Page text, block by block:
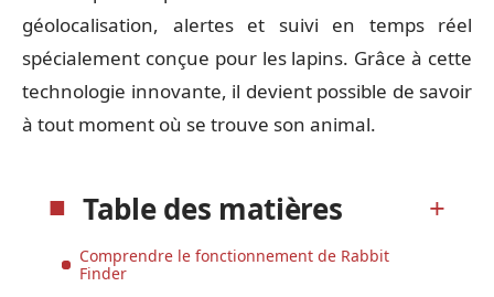
géolocalisation, alertes et suivi en temps réel
spécialement conçue pour les lapins. Grâce à cette
technologie innovante, il devient possible de savoir
à tout moment où se trouve son animal.
Table des matières
Comprendre le fonctionnement de Rabbit
Finder